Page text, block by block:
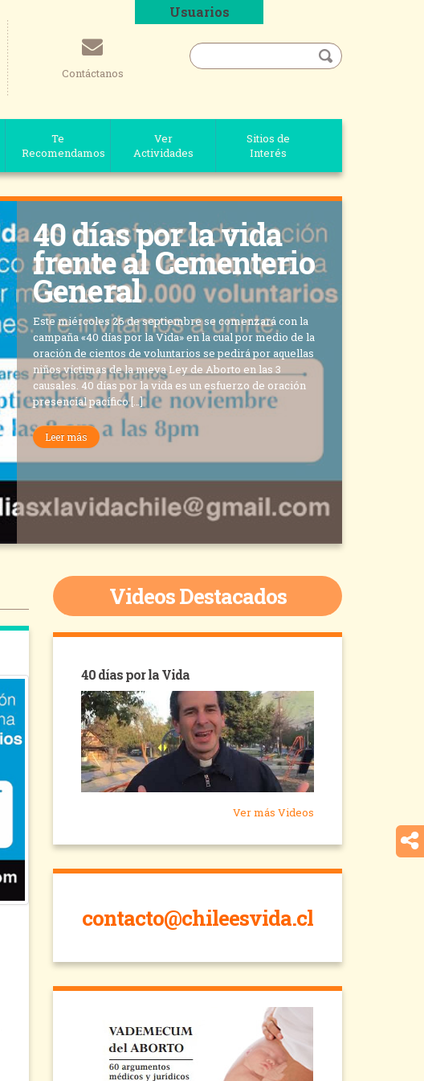
Contáctanos
Te
Recomendamos
Ver
Actividades
Sitios de
Interés
40 días por la vida
frente al Cementerio
General
Este miércoles 26 de septiembre se comenzará con la
campaña «40 días por la Vida» en la cual por medio de la
oración de cientos de voluntarios se pedirá por aquellas
niños víctimas de la nueva Ley de Aborto en las 3
causales. 40 días por la vida es un esfuerzo de oración
presencial pacífico […]
Leer más
Videos Destacados
40 días por la Vida
Ver más Videos
contacto@chileesvida.cl
Usuarios